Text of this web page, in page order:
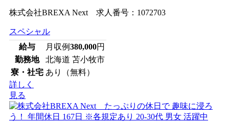
株式会社BREXA Next 求人番号：1072703
スペシャル
給与
月収例380,000円
勤務地
北海道 苫小牧市
寮・社宅 あり（無料）
詳しく
見る